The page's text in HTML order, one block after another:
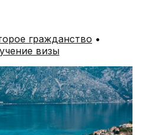
гражданство •
визы